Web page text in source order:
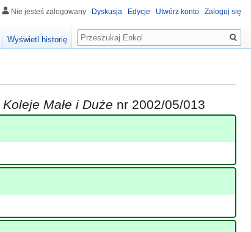
Koleje Małe i Duże nr 2002/05/013
Nie jesteś zalogowany Dyskusja Edycje Utwórz konto Zaloguj się
Wyświetl historię
Szukaj